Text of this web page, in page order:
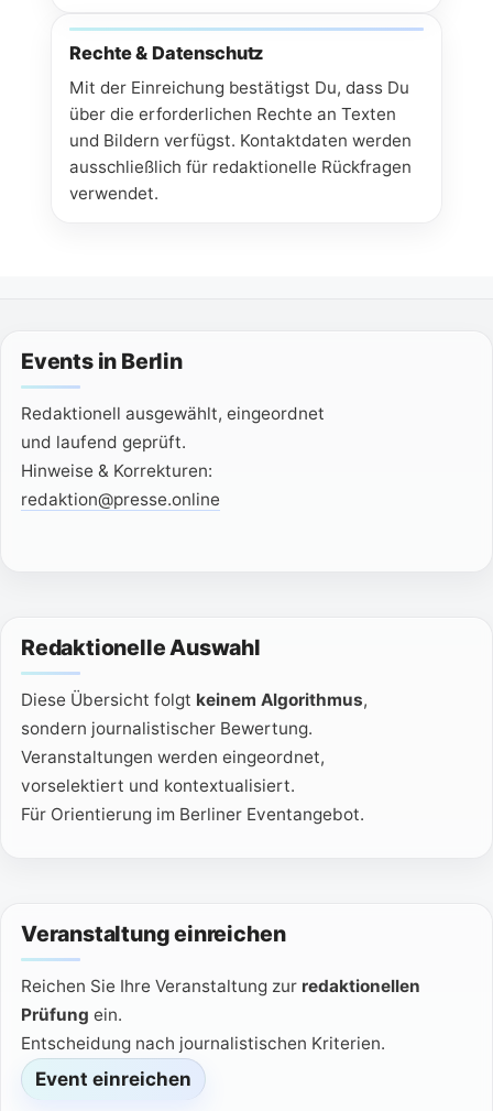
Rechte & Datenschutz
Mit der Einreichung bestätigst Du, dass Du
über die erforderlichen Rechte an Texten
und Bildern verfügst. Kontaktdaten werden
ausschließlich für redaktionelle Rückfragen
verwendet.
Events in Berlin
Redaktionell ausgewählt, eingeordnet
und laufend geprüft.
Hinweise & Korrekturen:
redaktion@presse.online
Redaktionelle Auswahl
Diese Übersicht folgt keinem Algorithmus,
sondern journalistischer Bewertung.
Veranstaltungen werden eingeordnet,
vorselektiert und kontextualisiert.
Für Orientierung im Berliner Eventangebot.
Veranstaltung einreichen
Reichen Sie Ihre Veranstaltung zur redaktionellen
Prüfung ein.
Entscheidung nach journalistischen Kriterien.
Event einreichen